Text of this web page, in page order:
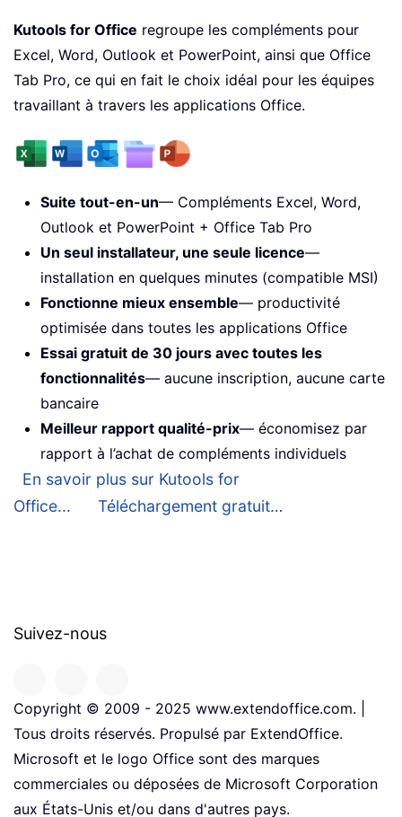
Kutools for Office regroupe les compléments pour
Excel, Word, Outlook et PowerPoint, ainsi que Office
Tab Pro, ce qui en fait le choix idéal pour les équipes
travaillant à travers les applications Office.
Suite tout-en-un— Compléments Excel, Word,
Outlook et PowerPoint + Office Tab Pro
Un seul installateur, une seule licence—
installation en quelques minutes (compatible MSI)
Fonctionne mieux ensemble— productivité
optimisée dans toutes les applications Office
Essai gratuit de 30 jours avec toutes les
fonctionnalités— aucune inscription, aucune carte
bancaire
Meilleur rapport qualité-prix— économisez par
rapport à l’achat de compléments individuels
En savoir plus sur Kutools for
Office...
Téléchargement gratuit…
Suivez-nous
Copyright © 2009 - 2025 www.extendoffice.com. |
Tous droits réservés. Propulsé par ExtendOffice.
Microsoft et le logo Office sont des marques
commerciales ou déposées de Microsoft Corporation
aux États-Unis et/ou dans d'autres pays.